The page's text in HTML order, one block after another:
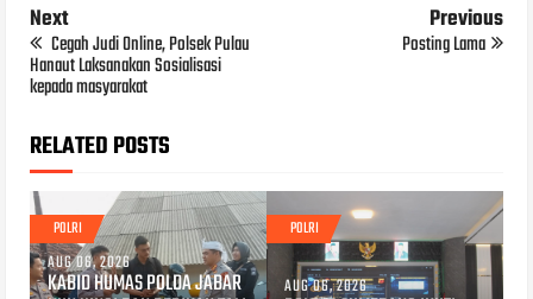
Next
Cegah Judi Online, Polsek Pulau
Hanaut Laksanakan Sosialisasi
kepada masyarakat
Previous
Posting Lama
RELATED POSTS
POLRI
AUG 06, 2026
KABID HUMAS POLDA JABAR
POLRI
AUG 06, 2026